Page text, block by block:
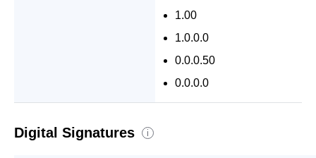
1.00
1.0.0.0
0.0.0.50
0.0.0.0
Digital Signatures i